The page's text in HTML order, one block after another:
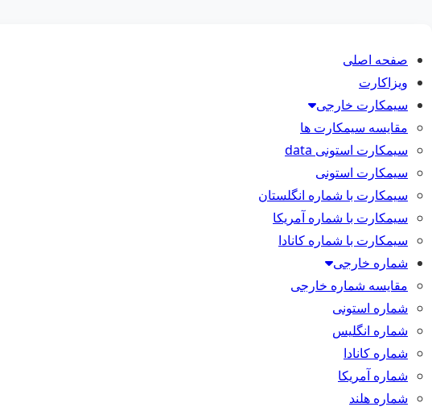
صفحه اصلی
ویزاکارت
سیمکارت خارجی
مقایسه سیمکارت ها
سیمکارت استونی data
سیمکارت استونی
سیمکارت با شماره انگلستان
سیمکارت با شماره آمریکا
سیمکارت با شماره کانادا
شماره خارجی
مقایسه شماره خارجی
شماره استونی
شماره انگلیس
شماره کانادا
شماره آمریکا
شماره هلند